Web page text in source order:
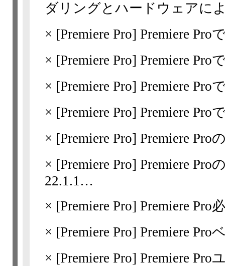
ダリングとハードウェアに
× [Premiere Pro] Premiere Pro
× [Premiere Pro] Premiere Pro
× [Premiere Pro] Premiere Pro
× [Premiere Pro] Premiere Pro
× [Premiere Pro] Premiere Pro
× [Premiere Pro] Premiere Pro
22.1.1…
× [Premiere Pro] Premiere Pro
× [Premiere Pro] Premiere Pro
× [Premiere Pro] Premiere Pro